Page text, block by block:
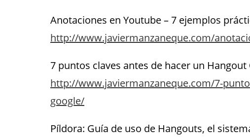
Anotaciones en Youtube – 7 ejemplos
http://www.javiermanzaneque.com/
7 puntos claves antes de hacer un Hangout
http://www.javiermanzaneque.com/7-
google/
Píldora: Guía de uso de Hangouts, el